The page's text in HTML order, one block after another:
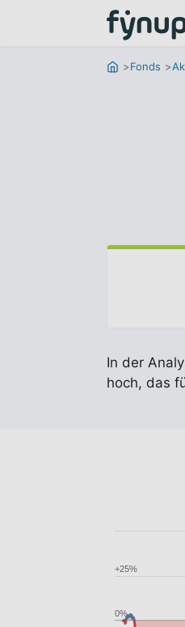
Fonds
In der
hoch, das
0%
+25%